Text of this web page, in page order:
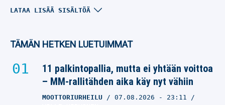
ManU:n lista – nämä
Ruben Amorimin
GARETH SOUTHGATE
17.09.2025- 10:08
LATAA LISÄÄ SISÄLTÖÄ
TÄMÄN HETKEN LUETUIMMAT
11 palkintopallia, mutta ei yhtään voittoa
– MM-rallitähden aika käy nyt vähiin
MOOTTORIURHEILU 07.08.2026 - 23:11